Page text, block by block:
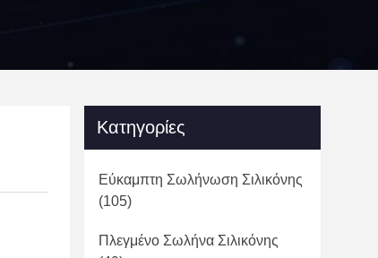
Κατηγορίες
Εύκαμπτη Σωλήνωση Σιλικόνης
(105)
Πλεγμένο Σωλήνα Σιλικόνης